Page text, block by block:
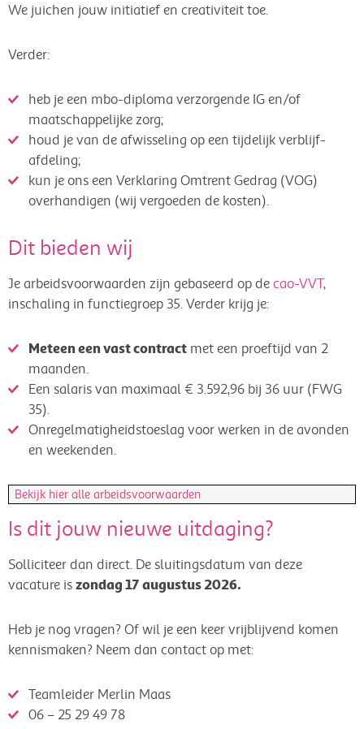
We juichen jouw initiatief en creativiteit toe.
Verder:
heb je een mbo-diploma verzorgende IG en/of
maatschappelijke zorg;
houd je van de afwisseling op een tijdelijk verblijf-
afdeling;
kun je ons een Verklaring Omtrent Gedrag (VOG)
overhandigen (wij vergoeden de kosten).
Dit bieden wij
Je arbeidsvoorwaarden zijn gebaseerd op decao-VVT,
inschaling in functiegroep 35. Verder krijg je:
Meteen een vast contract met een proeftijd van 2
maanden.
Een salaris van maximaal € 3.592,96 bij 36 uur (FWG
35).
Onregelmatigheidstoeslag voor werken in de avonden
en weekenden.
Bekijk hier alle arbeidsvoorwaarden
Is dit jouw nieuwe uitdaging?
Solliciteer dan direct. De sluitingsdatum van deze
vacature iszondag 17 augustus 2026.
Heb je nog vragen? Of wil je een keer vrijblijvend komen
kennismaken? Neem dan contact op met:
Teamleider Merlin Maas
06 – 25 29 49 78